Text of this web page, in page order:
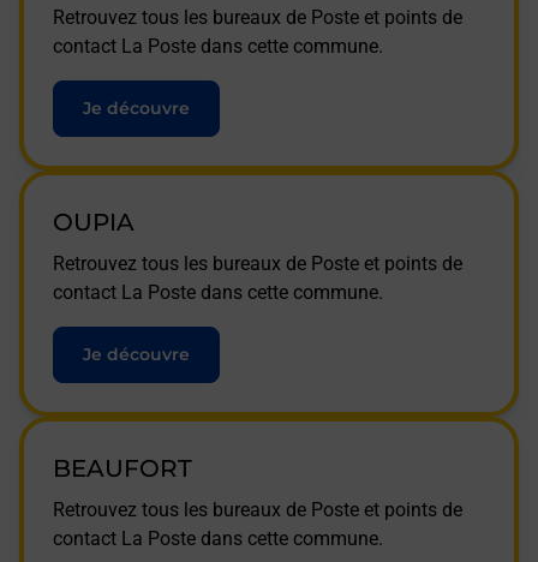
Retrouvez tous les bureaux de Poste et points de
contact La Poste dans cette commune.
Je découvre
OUPIA
Retrouvez tous les bureaux de Poste et points de
contact La Poste dans cette commune.
Je découvre
BEAUFORT
Retrouvez tous les bureaux de Poste et points de
contact La Poste dans cette commune.